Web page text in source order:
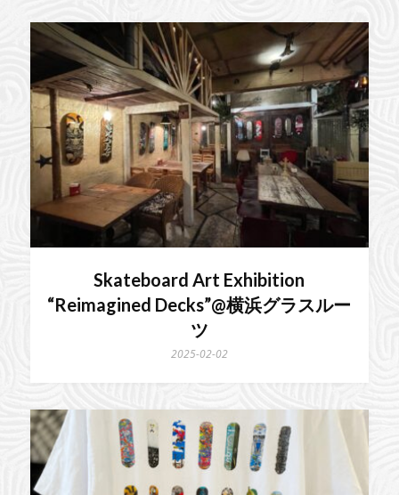
Skateboard Art Exhibition
“Reimagined Decks”@横浜グラスルー
ツ
2025-02-02